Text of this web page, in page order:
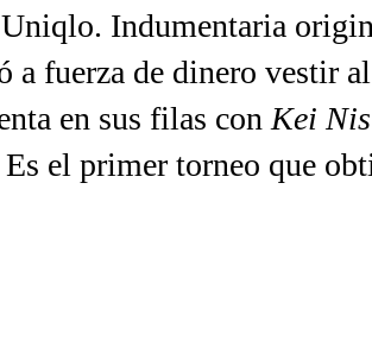
Uniqlo. Indumentaria
a fuerza de dinero vestir
en sus filas con Kei
el primer torneo que